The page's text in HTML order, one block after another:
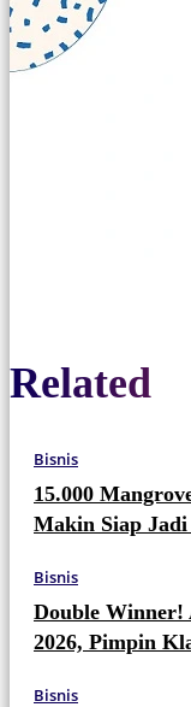
Related
Bisnis
15.000
Makin Siap
Bisnis
Double
2026, Pimpin
Bisnis